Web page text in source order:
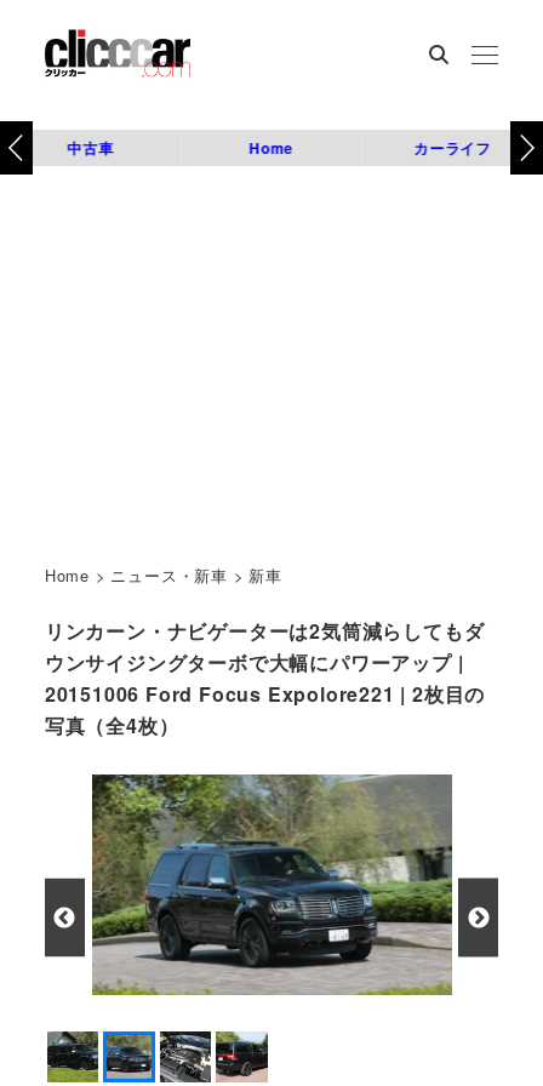
中古車 Home カーライフ
Home > ニュース・新車 > 新車
リンカーン・ナビゲーターは2気筒減らしてもダ
ウンサイジングターボで大幅にパワーアップ |
20151006 Ford Focus Expolore221 | 2枚目の
写真（全4枚）